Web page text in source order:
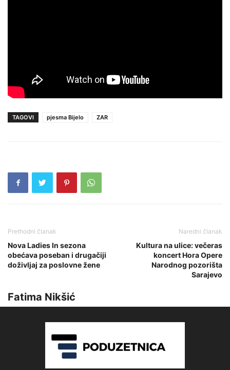
TAGOVI pjesma Bijelo ZAR
Prethodni članak
Nova Ladies In sezona
obećava poseban i drugačiji
doživljaj za poslovne žene
Naredni članak
Kultura na ulice: večeras
koncert Hora Opere
Narodnog pozorišta
Sarajevo
Fatima Nikšić